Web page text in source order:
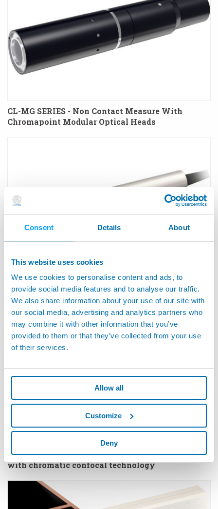
Consent Details About
This website uses cookies
We use cookies to personalise content and ads, to
provide social media features and to analyse our traffic.
We also share information about your use of our site with
our social media, advertising and analytics partners who
may combine it with other information that you’ve
provided to them or that they’ve collected from your use
of their services.
Allow all
Customize
Deny
CL-MG SERIES - Non Contact Measure With
Chromapoint Modular Optical Heads
ENDO SERIES - Non Contact Measure With
Chromapoint Miniature Optical Heads
P3CF™ - Hybrid contact/non-contact measurement
with chromatic confocal technology